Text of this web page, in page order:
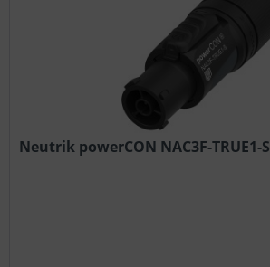
Neutrik powerCON NAC3F-TRUE1-S